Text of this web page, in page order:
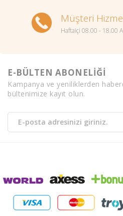
Müşteri
Haftaiçi 08.00 - 18.00
E-BÜLTEN ABONELİĞİ
Kampanya ve yeniliklerden
bültenimize kayıt olun.